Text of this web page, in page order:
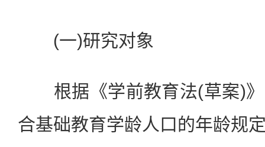
(一)研究对象
根据《学前教育法(草案)》
合基础教育学龄人口的年龄规